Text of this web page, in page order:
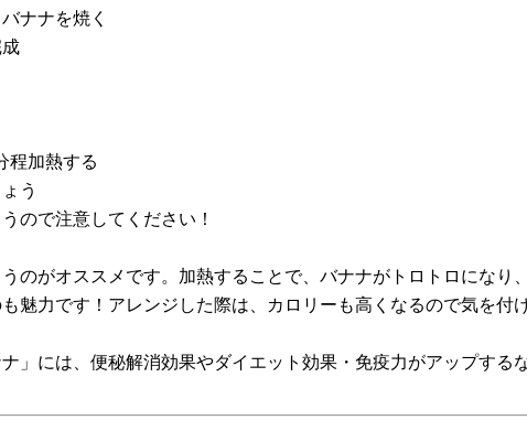
ナナを焼く
程加熱する
う
ので注意してください！
のがオススメです。加熱することで、バナナがトロトロにな
魅力です！アレンジした際は、カロリーも高くなるので気を付
」には、便秘解消効果やダイエット効果・免疫力がアップす